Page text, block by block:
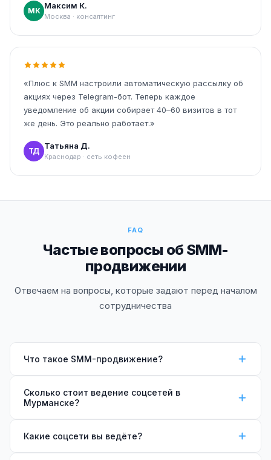
МК
Максим К.
Москва · консалтинг
«Плюс к SMM настроили автоматическую рассылку об
акциях через Telegram-бот. Теперь каждое
уведомление об акции собирает 40–60 визитов в тот
же день. Это реально работает.»
ТД
Татьяна Д.
Краснодар · сеть кофеен
FAQ
Частые вопросы об SMM-
продвижении
Отвечаем на вопросы, которые задают перед началом
сотрудничества
Что такое SMM-продвижение?
работа с социальными сетями для роста бизнеса.
Цель — узнаваемость, доверие аудитории и рост
Сколько стоит ведение соцсетей в
Мурманске?
платформа, 12 постов). Пакет Стандарт (2
платформы, 20 постов + комьюнити) —40 000 ₽/
Какие соцсети вы ведёте?